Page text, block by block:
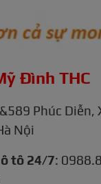
Đình THC
Phúc Diễn,
Nội
tô 24/7: